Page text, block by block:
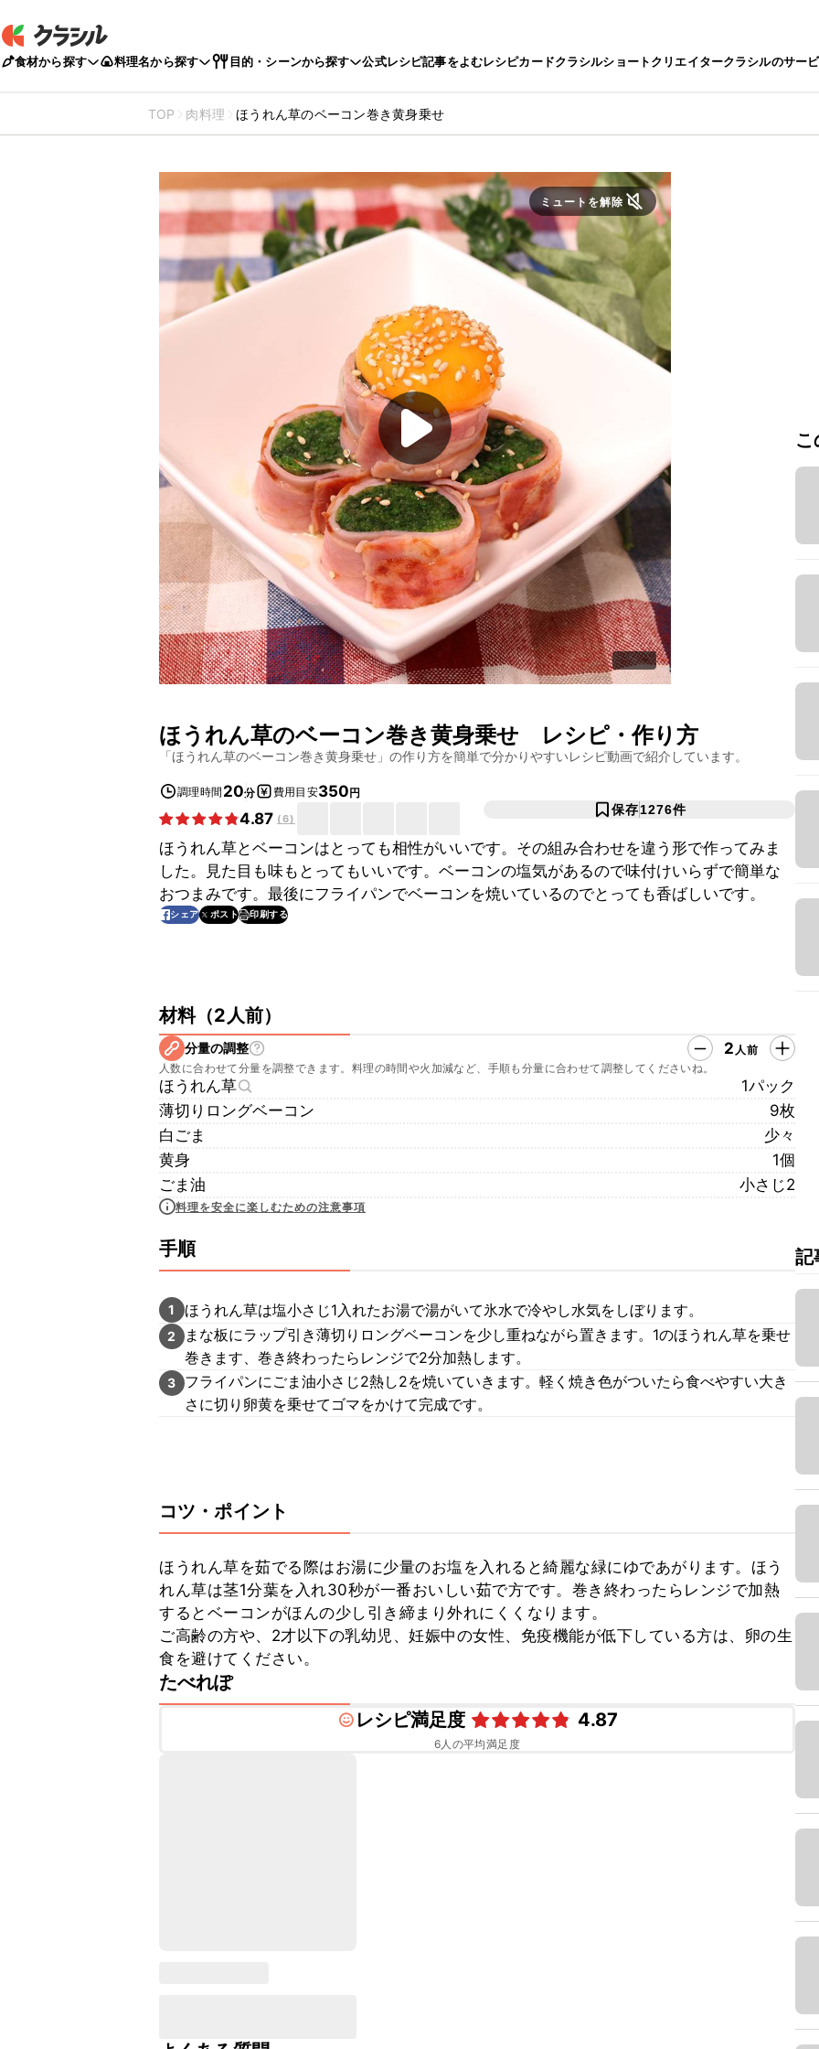
食材から探す 料理名から探す 目的・シーンから探す 公式レシピ記事をよむレシピカードクラシルショートクリエイタークラシルのサー
TOP 肉料理 ほうれん草のベーコン巻き黄身乗せ
ミュートを解除
ほうれん草のベーコン巻き黄身乗せ レシピ・作り方
「ほうれん草のベーコン巻き黄身乗せ 」の作り方を簡単で分かりやすいレシピ動画で紹介しています。
調理時間 20分 費用目安350円
4.87 (6)
保存1276件
ほうれん草とベーコンはとっても相性がいいです。その組み合わせを違う形で作ってみま
した。見た目も味もとってもいいです。ベーコンの塩気があるので味付けいらずで簡単な
おつまみです。最後にフライパンでベーコンを焼いているのでとっても香ばしいです。
シェア ポスト 印刷する
材料（2人前）
分量の調整 2 人前
人数に合わせて分量を調整できます。料理の時間や火加減など、手順も分量に合わせて調整してくださいね。
ほうれん草
1パック
薄切りロングベーコン
9枚
白ごま
少々
黄身
1個
ごま油
小さじ2
料理を安全に楽しむための注意事項
手順
1 ほうれん草は塩小さじ1入れたお湯で湯がいて氷水で冷やし水気をしぼります。
2
まな板にラップ引き薄切りロングベーコンを少し重ねながら置きます。1のほうれん草を乗せ
巻きます、巻き終わったらレンジで2分加熱します。
3
フライパンにごま油小さじ2熱し2を焼いていきます。軽く焼き色がついたら食べやすい大き
さに切り卵黄を乗せてゴマをかけて完成です。
コツ・ポイント
ほうれん草を茹でる際はお湯に少量のお塩を入れると綺麗な緑にゆであがります。ほう
れん草は茎1分葉を入れ30秒が一番おいしい茹で方です。巻き終わったらレンジで加熱
するとベーコンがほんの少し引き締まり外れにくくなります。
ご高齢の方や、2才以下の乳幼児、妊娠中の女性、免疫機能が低下している方は、卵の生
食を避けてください。
たべれぽ
レシピ満足度
4.87
6人の平均満足度
記